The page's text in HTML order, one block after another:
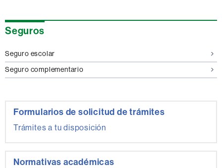
Seguros
Seguro escolar
Seguro complementario
Formularios de solicitud de trámites
Trámites a tu disposición
Normativas académicas